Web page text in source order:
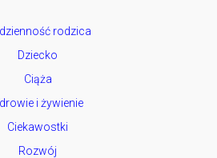
rodzica
Dziecko
Ciąża
i żywienie
Ciekawostki
Rozwój